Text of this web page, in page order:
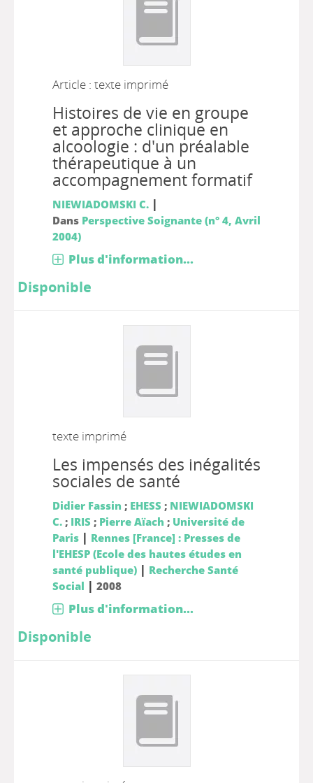
Article : texte imprimé
Histoires de vie en groupe
et approche clinique en
alcoologie : d'un préalable
thérapeutique à un
accompagnement formatif
NIEWIADOMSKI C. |
Dans Perspective Soignante (n° 4, Avril
2004)
Plus d'information...
Disponible
texte imprimé
Les impensés des inégalités
sociales de santé
Didier Fassin ; EHESS ; NIEWIADOMSKI
C.; IRIS ; Pierre Aïach ; Université de
Paris | Rennes [France] : Presses de
l'EHESP (Ecole des hautes études en
santé publique)| Recherche Santé
Social | 2008
Plus d'information...
Disponible